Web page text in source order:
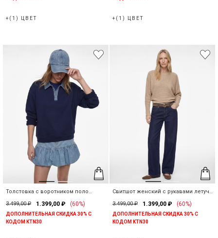
+(1) ЦВЕТ +(1) ЦВЕТ
Толстовка с воротником поло
женская на пуговицах с начесом
3.499,00 ₽ 1.399,00 ₽ (60%)
ДОПОЛНИТЕЛЬНАЯ СКИДКА 30% С
КОДОМ KTN30
Свитшот женский с рукавами летучая
3.499,00 ₽ 1.399,00 ₽ (60%)
ДОПОЛНИТЕЛЬНАЯ СКИДКА 30% С
КОДОМ KTN30